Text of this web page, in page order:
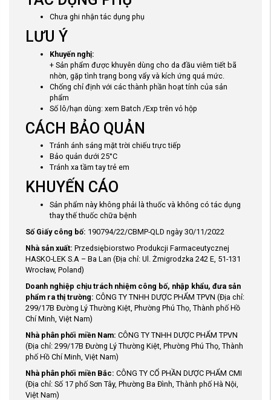
Chưa ghi nhận tác dụng phụ
LƯU Ý
Khuyến nghị:
+ Sản phẩm được khuyên dùng cho da đầu viêm tiết bã
nhờn, gặp tình trạng bong vẩy và kích ứng quá mức.
Chống chỉ định với các thành phần hoạt tính của sản
phẩm
Số lô/hạn dùng: xem Batch /Exp trên vỏ hộp
CÁCH BẢO QUẢN
Tránh ánh sáng mặt trời chiếu trực tiếp
Bảo quản dưới 25°C
Tránh xa tầm tay trẻ em
KHUYẾN CÁO
Sản phẩm này không phải là thuốc và không có tác dụng
thay thế thuốc chữa bệnh
Số Giấy công bố: 190794/22/CBMP-QLD ngày 30/11/2022
Nhà sản xuất: Przedsiębiorstwo Produkcji Farmaceutycznej
HASKO-LEK S.A – Ba Lan (Địa chỉ: Ul. Żmigrodzka 242 E, 51-131
Wrocław, Poland)
Doanh nghiệp chịu trách nhiệm công bố, nhập khẩu, đưa sản
phẩm ra thị trường: CÔNG TY TNHH DƯỢC PHẨM TPVN (Địa chỉ:
299/17B Đường Lý Thường Kiệt, Phường Phú Thọ, Thành phố Hồ
Chí Minh, Việt Nam)
Nhà phân phối miền Nam: CÔNG TY TNHH DƯỢC PHẨM TPVN
(Địa chỉ: 299/17B Đường Lý Thường Kiệt, Phường Phú Thọ, Thành
phố Hồ Chí Minh, Việt Nam)
Nhà phân phối miền Bắc: CÔNG TY CỔ PHẦN DƯỢC PHẨM CMI
(Địa chỉ: Số 17 phố Sơn Tây, Phường Ba Đình, Thành phố Hà Nội,
Việt Nam)